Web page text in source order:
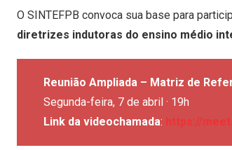
O SINTEFPB convoca sua base para
diretrizes indutoras do ensino médio
Reunião Ampliada – Matriz de
Segunda-feira, 7 de abril · 19h
Link da videochamada: https://